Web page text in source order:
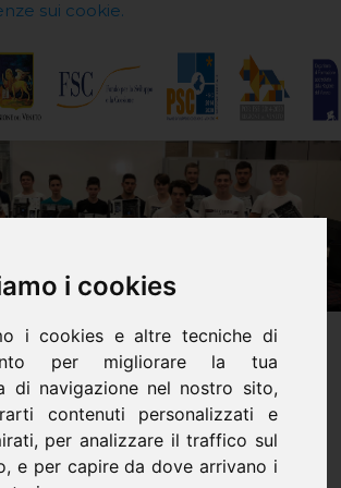
i cookies
i cookies e altre tecniche di
per migliorare la tua
di navigazione nel nostro sito,
contenuti personalizzati e
per analizzare il traffico sul
e per capire da dove arrivano i
sui cookie.
da progetto a